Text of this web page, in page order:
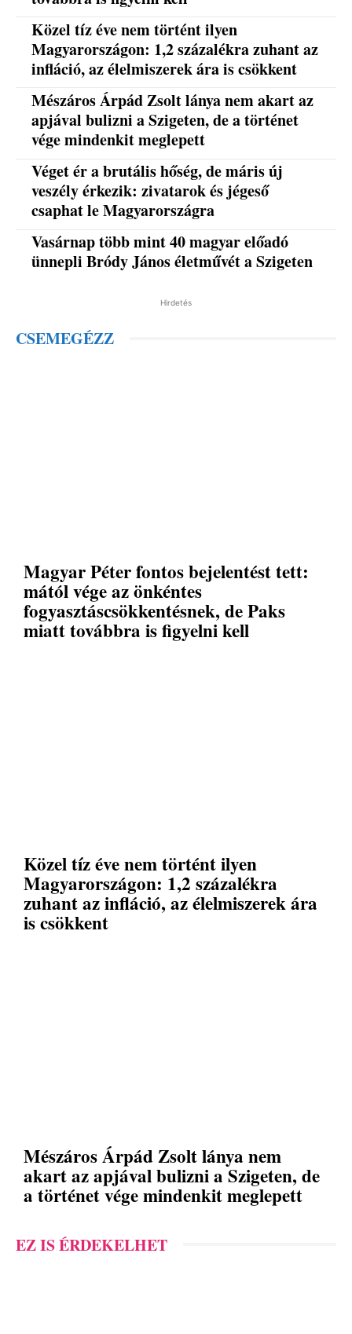
Közel tíz éve nem történt ilyen
Magyarországon: 1,2 százalékra zuhant az
infláció, az élelmiszerek ára is csökkent
Mészáros Árpád Zsolt lánya nem akart az
apjával bulizni a Szigeten, de a történet
vége mindenkit meglepett
Véget ér a brutális hőség, de máris új
veszély érkezik: zivatarok és jégeső
csaphat le Magyarországra
Vasárnap több mint 40 magyar előadó
ünnepli Bródy János életművét a Szigeten
Hirdetés
CSEMEGÉZZ
Magyar Péter fontos bejelentést tett:
mától vége az önkéntes
fogyasztáscsökkentésnek, de Paks
miatt továbbra is figyelni kell
Közel tíz éve nem történt ilyen
Magyarországon: 1,2 százalékra
zuhant az infláció, az élelmiszerek ára
is csökkent
Mészáros Árpád Zsolt lánya nem
akart az apjával bulizni a Szigeten, de
a történet vége mindenkit meglepett
EZ IS ÉRDEKELHET